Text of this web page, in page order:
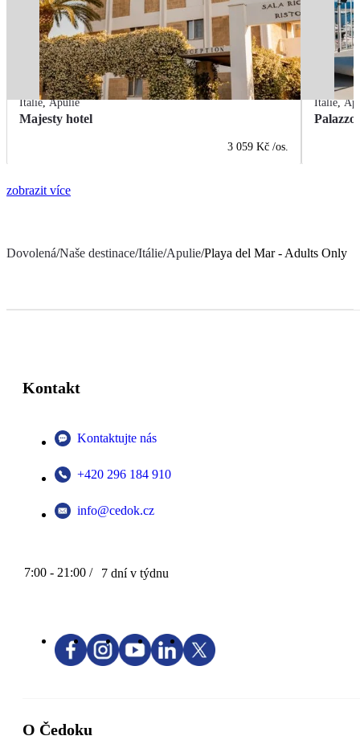
Itálie,Apulie
Majesty hotel
3 059 Kč /os.
Itálie,
zobrazit více
Dovolená/Naše destinace/Itálie/Apulie/Playa del Mar - Adults Only
Kontakt
Kontaktujte nás
+420 296 184 910
info@cedok.cz
7:00 - 21:00 / 7 dní v týdnu
O Čedoku